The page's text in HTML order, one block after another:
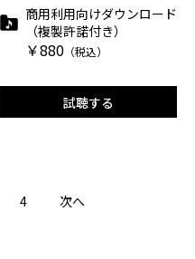
商用利用向けダウンロード
（複製許諾付き）
￥880 （税込）
試聴する
4 次へ